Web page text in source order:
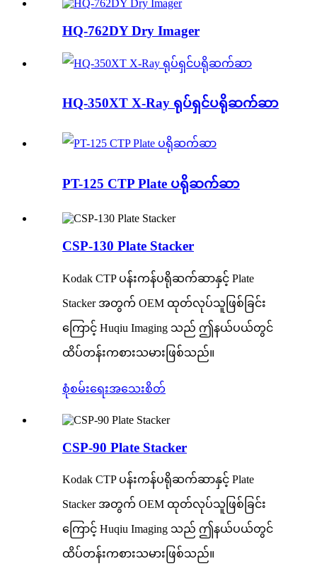
HQ-762DY Dry ​​Imager
HQ-350XT X-Ray ရုပ်ရှင်ပရိုဆက်ဆာ
PT-125 CTP Plate ပရိုဆက်ဆာ
CSP-130 Plate Stacker
Kodak CTP ပန်းကန်ပရိုဆက်ဆာနှင့် Plate
Stacker အတွက် OEM ထုတ်လုပ်သူဖြစ်ခြင်း
ကြောင့် Huqiu Imaging သည် ဤနယ်ပယ်တွင်
ထိပ်တန်းကစားသမားဖြစ်သည်။
စုံစမ်းရေးအသေးစိတ်
CSP-90 Plate Stacker
Kodak CTP ပန်းကန်ပရိုဆက်ဆာနှင့် Plate
Stacker အတွက် OEM ထုတ်လုပ်သူဖြစ်ခြင်း
ကြောင့် Huqiu Imaging သည် ဤနယ်ပယ်တွင်
ထိပ်တန်းကစားသမားဖြစ်သည်။